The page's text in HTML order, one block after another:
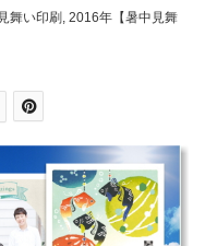
舞い印刷 , 2016年【暑中見舞